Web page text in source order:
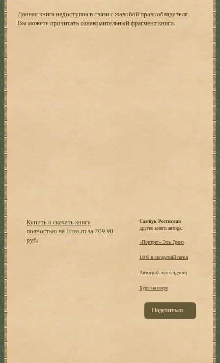
Данная книга недоступна в связи с жалобой правообладателя.
Вы можетепрочитать ознакомительный фрагмент книги.
Купить и скачать книгу
полностью на litres.ru за 209,90
руб.
Самбук Ростислав
другие книги автора:
«Портрет» Эль Греко
1000 в сигаретній пачці
Автограф для слідчого
Буря на озере
Поделиться